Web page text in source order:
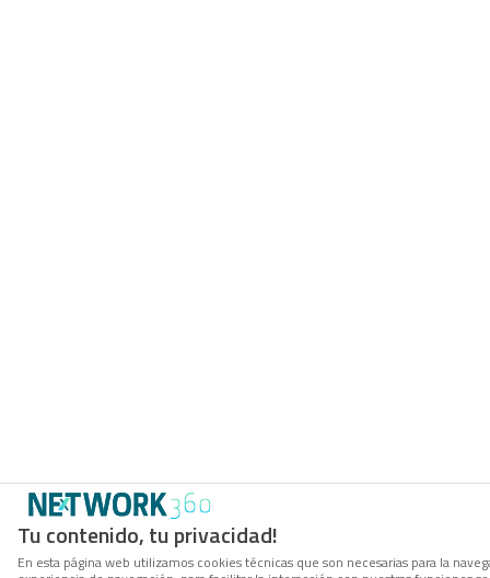
Tu contenido, tu privacidad!
En esta página web utilizamos cookies técnicas que son necesarias para la